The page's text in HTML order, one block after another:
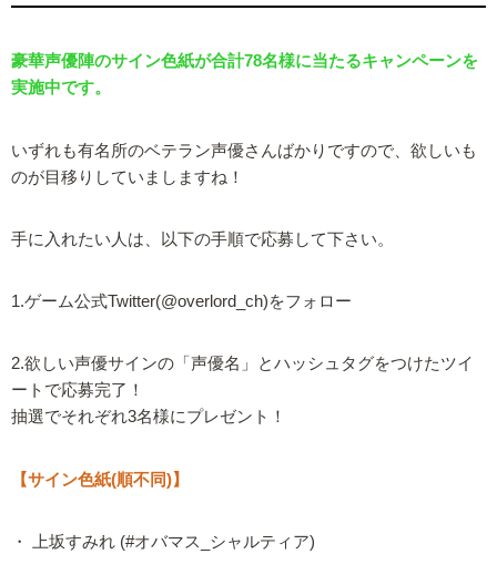
豪華声優陣のサイン色紙が合計78名様に当たるキャンペーンを
実施中です。
いずれも有名所のベテラン声優さんばかりですので、欲しいも
のが目移りしていましますね！
手に入れたい人は、以下の手順で応募して下さい。
1.ゲーム公式Twitter(@overlord_ch)をフォロー
2.欲しい声優サインの「声優名」とハッシュタグをつけたツイ
ートで応募完了！
抽選でそれぞれ3名様にプレゼント！
【サイン色紙(順不同)】
・ 上坂すみれ (#オバマス_シャルティア)